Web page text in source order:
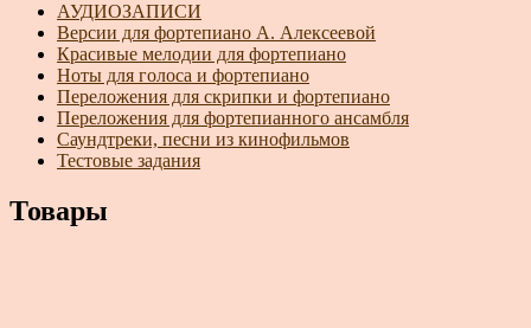
АУДИОЗАПИСИ
Версии для фортепиано А. Алексеевой
Красивые мелодии для фортепиано
Ноты для голоса и фортепиано
Переложения для скрипки и фортепиано
Переложения для фортепианного ансамбля
Саундтреки, песни из кинофильмов
Тестовые задания
Товары